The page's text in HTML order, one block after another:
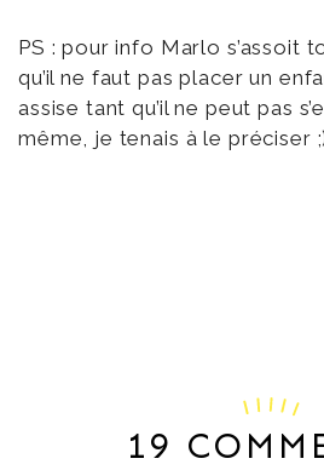
PS : pour info Marlo s’assoit
qu’il ne faut pas placer un
assise tant qu’il ne peut pas
même, je tenais à le préciser
19